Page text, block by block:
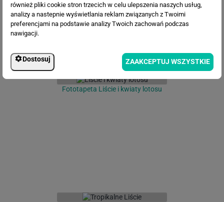
Fototapeta Liście i kwiaty lotosu
również pliki cookie stron trzecich w celu ulepszenia naszych usług,
analizy a nastepnie wyświetlania reklam związanych z Twoimi
preferencjami na podstawie analizy Twoich zachowań podczas
nawigacji.
Dostosuj ZAAKCEPTUJ WSZYSTKIE